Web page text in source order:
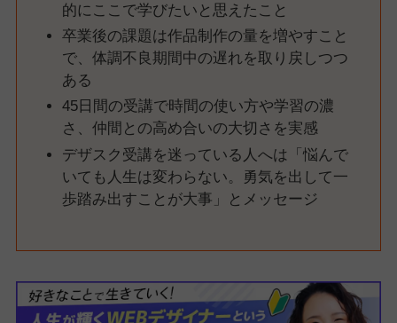
的にここで学びたいと思えたこと
卒業後の課題は作品制作の量を増やすこと
で、体調不良期間中の遅れを取り戻しつつ
ある
45日間の受講で時間の使い方や学習の濃
さ、仲間との高め合いの大切さを実感
デザスク受講を迷っている人へは「悩んで
いても人生は変わらない。勇気を出して一
歩踏み出すことが大事」とメッセージ